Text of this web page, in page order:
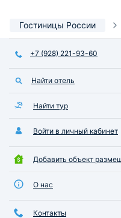
Гостиницы России
+7 (928) 221-93-60
Найти отель
Найти тур
Войти в личный кабинет
Добавить объект
О нас
Контакты